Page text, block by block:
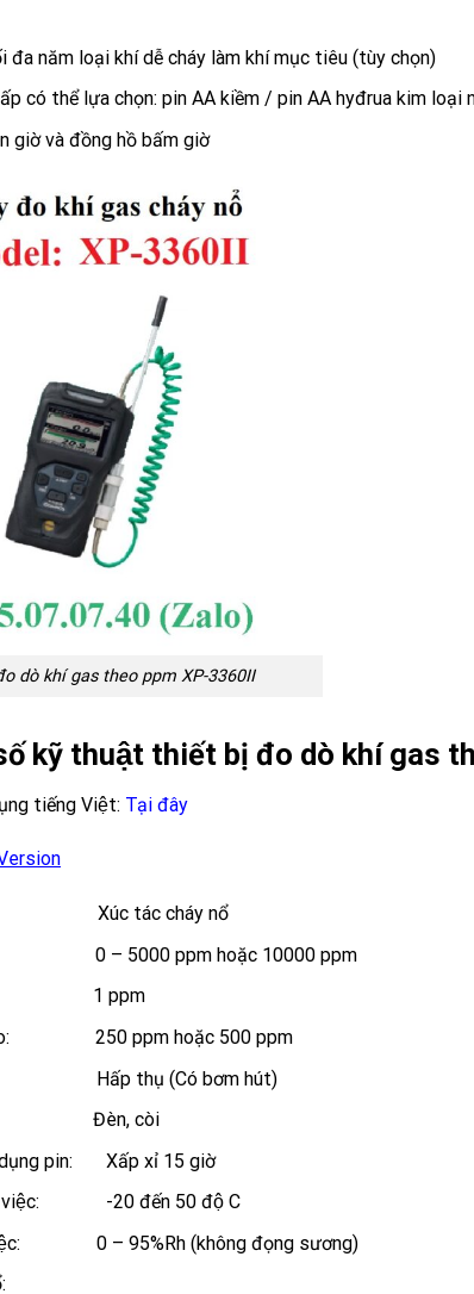
năm loại khí dễ cháy làm khí mục tiêu (tùy chọn)
có thể lựa chọn: pin AA kiềm / pin AA hyđrua kim loại
giờ và đồng hồ bấm giờ
dò khí gas theo ppm XP-3360II
kỹ thuật thiết bị đo dò khí gas
tiếng Việt: Tại đây
Xúc tác cháy nổ
5000 ppm hoặc 10000 ppm
1 ppm
250 ppm hoặc 500 ppm
Hấp thụ (Có bơm hút)
Đèn, còi
dụng pin: Xấp xỉ 15 giờ
việc: -20 đến 50 độ C
0 – 95%Rh (không đọng sương)
nổ: